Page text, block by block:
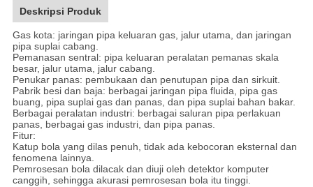
Deskripsi Produk
Gas kota: jaringan pipa keluaran gas, jalur utama, dan jaringan
pipa suplai cabang.
Pemanasan sentral: pipa keluaran peralatan pemanas skala
besar, jalur utama, jalur cabang.
Penukar panas: pembukaan dan penutupan pipa dan sirkuit.
Pabrik besi dan baja: berbagai jaringan pipa fluida, pipa gas
buang, pipa suplai gas dan panas, dan pipa suplai bahan bakar.
Berbagai peralatan industri: berbagai saluran pipa perlakuan
panas, berbagai gas industri, dan pipa panas.
Fitur:
Katup bola yang dilas penuh, tidak ada kebocoran eksternal dan
fenomena lainnya.
Pemrosesan bola dilacak dan diuji oleh detektor komputer
canggih, sehingga akurasi pemrosesan bola itu tinggi.